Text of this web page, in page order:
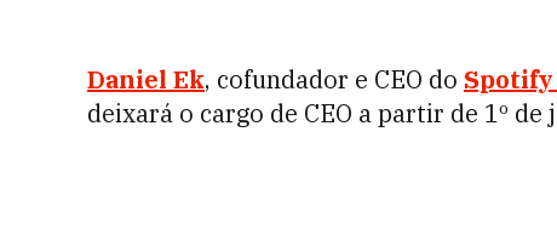
Daniel Ek, cofundador e CEO do Spotify
deixará o cargo de CEO a partir de 1º de